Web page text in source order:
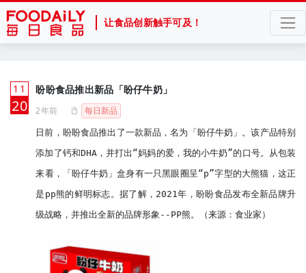
让食品创新触手可及！
11
月
20
盼盼食品推出新品「盼仔牛奶」
2年前 每日新品
日前，盼盼食品推出了一款新品，名为「盼仔牛奶」。该产品特别
添加了钙和DHA，并打出“妈妈的爱，我的小牛奶”的口号。从包装
来看，「盼仔牛奶」盒身有一只黑眼圈呈“p”字型的大熊猫，这正
是pp熊的鲜明标志。据了解，2021年，盼盼食品发布全新品牌升
级战略，并推出全新的品牌形象--PP熊。（来源：食业家）